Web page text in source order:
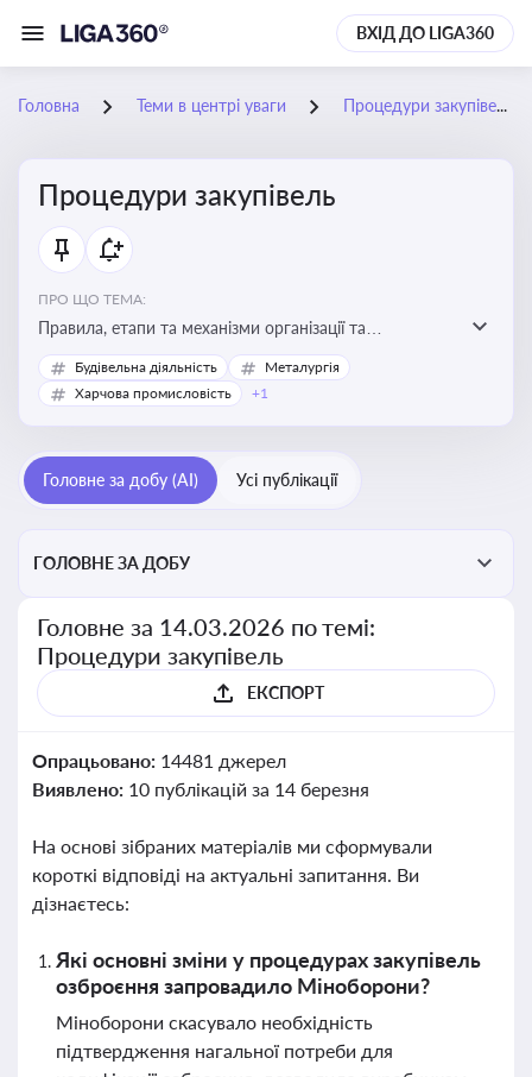
ВХІД ДО LIGA360
Головна Теми в центрі уваги Процедури закупівель
Процедури закупівель
ПРО ЩО ТЕМА:
Правила, етапи та механізми організації та
проведення закупівель товарів, робіт та послуг за
державні чи публічні кошти
Будівельна діяльність
Металургія
Харчова промисловість
+1
Головне за добу (AI) Усі публікації
ГОЛОВНЕ ЗА ДОБУ
Головне за 14.03.2026 по темі:
Процедури закупівель
ЕКСПОРТ
Опрацьовано: 14481 джерел
Виявлено: 10 публікацій за 14 березня
На основі зібраних матеріалів ми сформували
короткі відповіді на актуальні запитання. Ви
дізнаєтесь:
Які основні зміни у процедурах закупівель
озброєння запровадило Міноборони?
Міноборони скасувало необхідність
підтвердження нагальної потреби для